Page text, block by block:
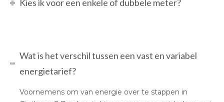
Kies ik voor een enkele of dubbele meter?
Wat is het verschil tussen een vast en variabel
energietarief?
Voornemens om van energie over te stappen in